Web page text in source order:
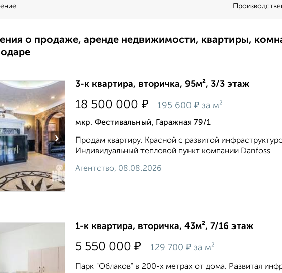
о продаже, аренде недвижимости, квартиры,
›
3-к квартира, вторичка, 95м², 3/3 этаж
18 500 000 ₽ 195 600 ₽ за м²
мкр. Фестивальный, Гаражная 79/1
Продам квартиру. Красной с развитой
Индивидуальный тепловой пункт компании Danfoss
Агентство, 08.08.2026
1-к квартира, вторичка, 43м², 7/16 этаж
5 550 000 ₽ 129 700 ₽ за м²
Парк "Облаков" в 200-х метрах от дома. Развитая